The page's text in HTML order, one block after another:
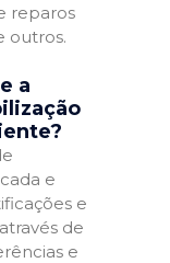
reparos
outros.
a
e
e
de
e